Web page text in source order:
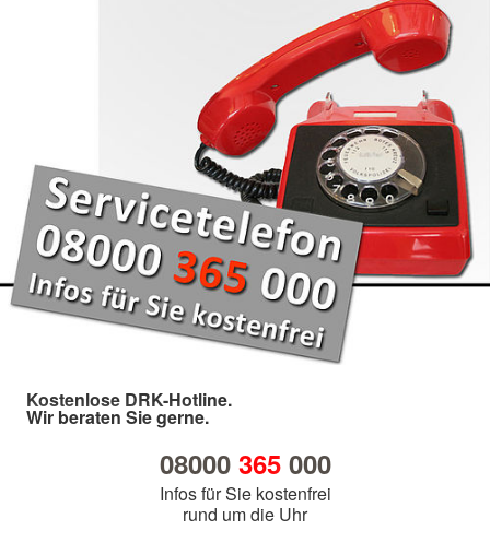
Kostenlose DRK-Hotline.
Wir beraten Sie gerne.
08000 365000
Infos für Sie kostenfrei
rund um die Uhr